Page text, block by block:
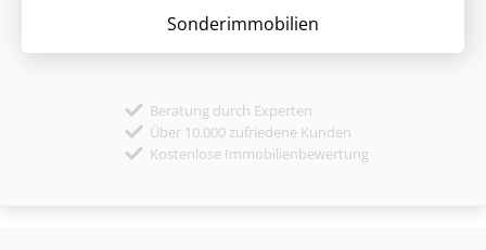
Sonder­immobilien
Beratung durch Experten
Über 10.000 zufriedene Kunden
Kostenlose Immobilienbewertung